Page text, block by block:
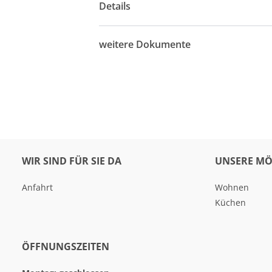
Details
weitere Dokumente
WIR SIND FÜR SIE DA
Anfahrt
UNSERE
Wohnen
Küchen
ÖFFNUNGSZEITEN